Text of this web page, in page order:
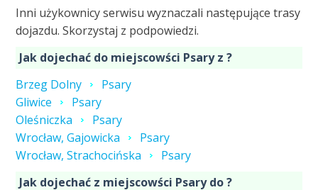
Inni użykownicy serwisu wyznaczali następujące trasy
dojazdu. Skorzystaj z podpowiedzi.
Jak dojechać do miejscowści Psary z ?
Brzeg Dolny
Psary
Gliwice
Psary
Oleśniczka
Psary
Wrocław, Gajowicka
Psary
Wrocław, Strachocińska
Psary
Jak dojechać z miejscowści Psary do ?